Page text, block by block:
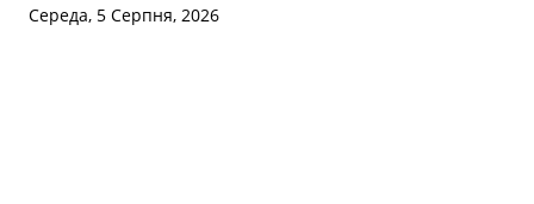
Середа, 5 Серпня, 2026